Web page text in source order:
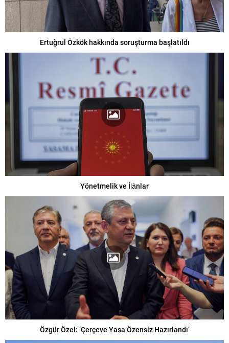
Ertuğrul Özkök hakkında soruşturma başlatıldı
Yönetmelik ve İlânlar
Özgür Özel: ‘Çerçeve Yasa Özensiz Hazırlandı’